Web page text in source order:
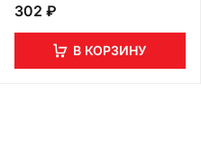
302 ₽
В КОРЗИНУ